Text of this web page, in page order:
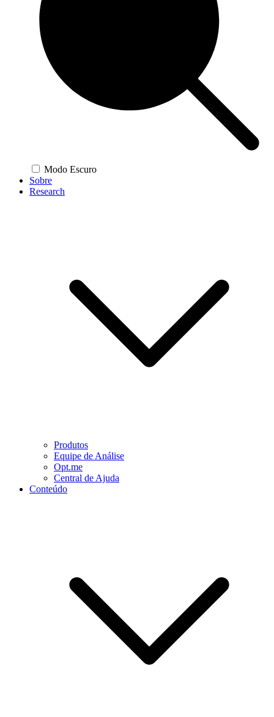
Modo Escuro
Sobre
Research
Produtos
Equipe de Análise
Opt.me
Central de Ajuda
Conteúdo